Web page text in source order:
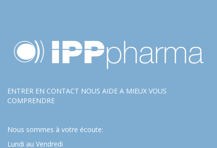
ENTRER EN CONTACT NOUS AIDE A MIEUX VOUS
COMPRENDRE
Nous sommes à votre écoute:
Lundi au Vendredi